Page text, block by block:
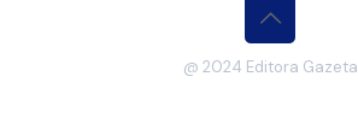
@ 2024 Editora Gazeta